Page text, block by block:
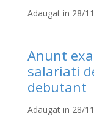
Adaugat in 28/
Anunt
salariati
debutant
Adaugat in 28/